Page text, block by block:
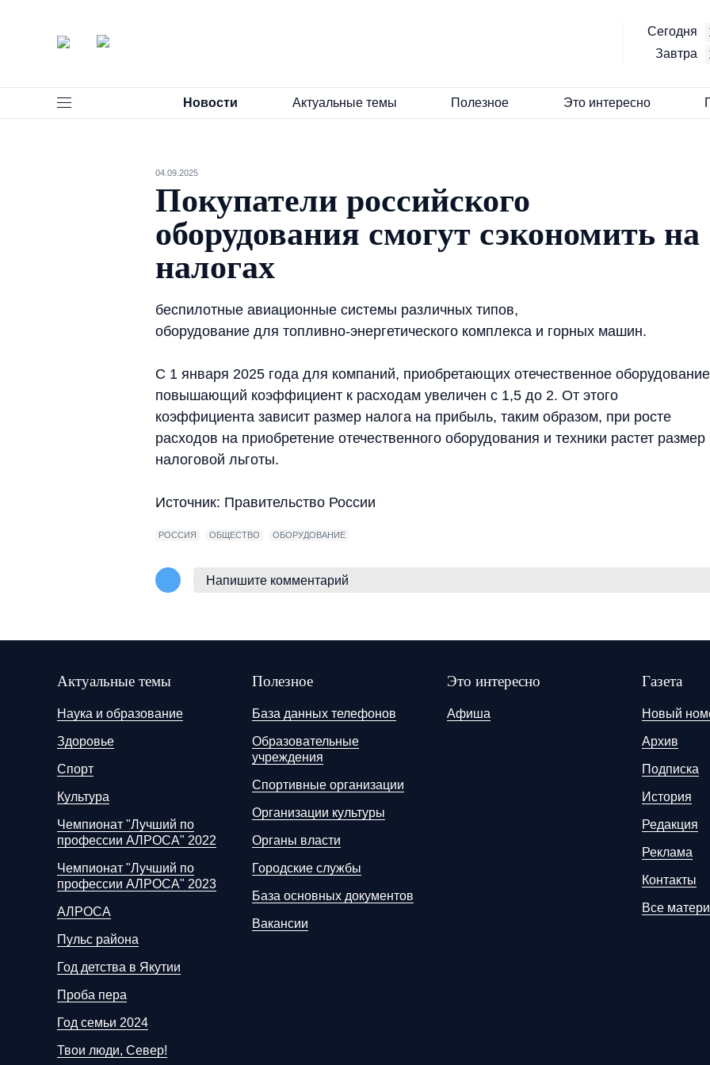
Сегодня
Завтра
Новости Актуальные темы Полезное Это интересно
04.09.2025
Покупатели российского
оборудования смогут сэкономить на
налогах
беспилотные авиационные системы различных типов,
оборудование для топливно-энергетического комплекса и горных машин.
С 1 января 2025 года для компаний, приобретающих отечественное
повышающий коэффициент к расходам увеличен с 1,5 до 2. От этого
коэффициента зависит размер налога на прибыль, таким образом, при росте
расходов на приобретение отечественного оборудования и техники растет размер
налоговой льготы.
Источник: Правительство России
РОССИЯ ОБЩЕСТВО ОБОРУДОВАНИЕ
Напишите комментарий
Актуальные темы
Наука и образование
Здоровье
Спорт
Культура
Чемпионат "Лучший по
профессии АЛРОСА" 2022
Чемпионат "Лучший по
профессии АЛРОСА" 2023
АЛРОСА
Пульс района
Год детства в Якутии
Проба пера
Год семьи 2024
Твои люди, Север!
Полезное
База данных телефонов
Образовательные
учреждения
Спортивные организации
Организации культуры
Органы власти
Городские службы
База основных документов
Вакансии
Это интересно
Афиша
Газета
Новый
Архив
Подписка
История
Редакция
Реклама
Контакты
Все